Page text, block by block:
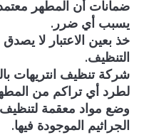
ضمانات أن المطهر
يسبب أي ضرر.
خذ بعين الاعتبار لا يصدق
التنظيف.
شركة تنظيف انتريهات
لطرد أي تراكم من
وضع مواد معقمة
الجراثيم الموجودة فيها.